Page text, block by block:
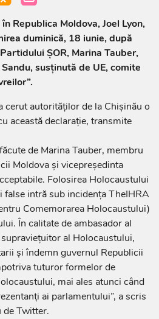
Republica Moldova, Joel Lyon,
duminică, 18 iunie, după
ŞOR, Marina Tauber,
susţinută de UE, comite
cerut autorităţilor de la Chişinău o
această declaraţie, transmite
de Marina Tauber, membru
Moldova şi vicepreşedinta
Folosirea Holocaustului
false intră sub incidenţa TheIHRA
Comemorarea Holocaustului)
În calitate de ambasador al
al Holocaustului,
şi îndemn guvernul Republicii
tuturor formelor de
mai ales atunci când
ai parlamentului”, a scris
de Twitter.